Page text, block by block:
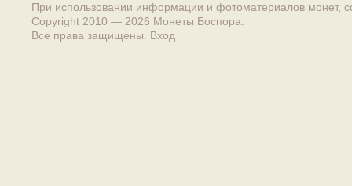
При использовании информации и фотоматериалов монет,
Copyright 2010 — 2026 Монеты Боспора
Все права защищены. Вход